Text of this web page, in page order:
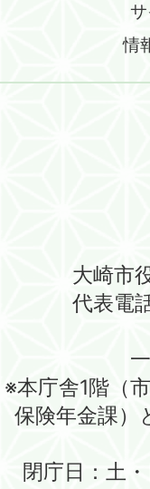
情
大崎市
代表電
※本庁舎1階（
保険年金課）
閉庁日：土